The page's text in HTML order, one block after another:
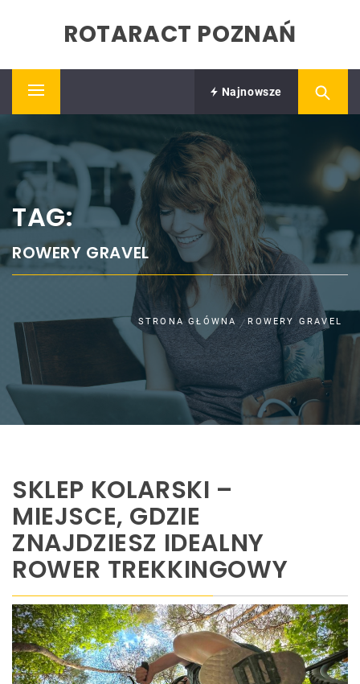
ROTARACT POZNAŃ
Primary
Najnowsze
TAG:
ROWERY GRAVEL
STRONA GŁÓWNA ROWERY GRAVEL
SKLEP KOLARSKI –
MIEJSCE, GDZIE
ZNAJDZIESZ IDEALNY
ROWER TREKKINGOWY